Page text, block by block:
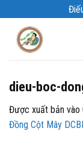
qua
dieu-boc-
Được xuất bản vào
Đồng Cột Mây